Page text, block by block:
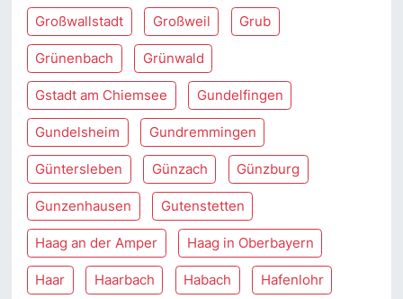
Großwallstadt Großweil Grub
Grünenbach Grünwald
Gstadt am Chiemsee Gundelfingen
Gundelsheim Gundremmingen
Güntersleben Günzach Günzburg
Gunzenhausen Gutenstetten
Haag an der Amper Haag in Oberbayern
Haar Haarbach Habach Hafenlohr